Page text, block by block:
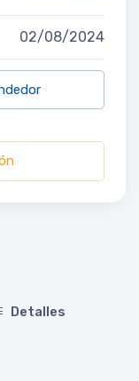
02/08/2024
Detalles